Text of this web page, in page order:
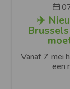
✈️
Vanaf 7 mei
een